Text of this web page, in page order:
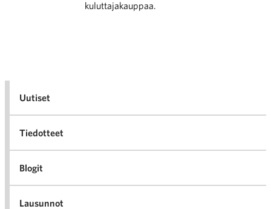
kuluttajakauppaa.
Uutiset
Tiedotteet
Blogit
Lausunnot